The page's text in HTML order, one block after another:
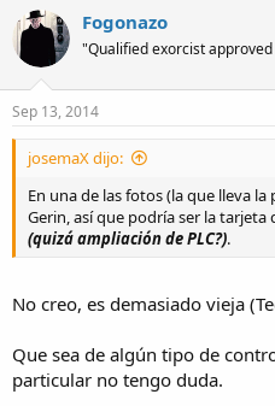
Fogonazo
"Qualified exorcist
Sep 13, 2014
josemaX dijo:
En una de las fotos (la que lleva
Gerin, así que podría ser la
(quizá ampliación de PLC?).
No creo, es demasiado vieja
Que sea de algún tipo de
particular no tengo duda.